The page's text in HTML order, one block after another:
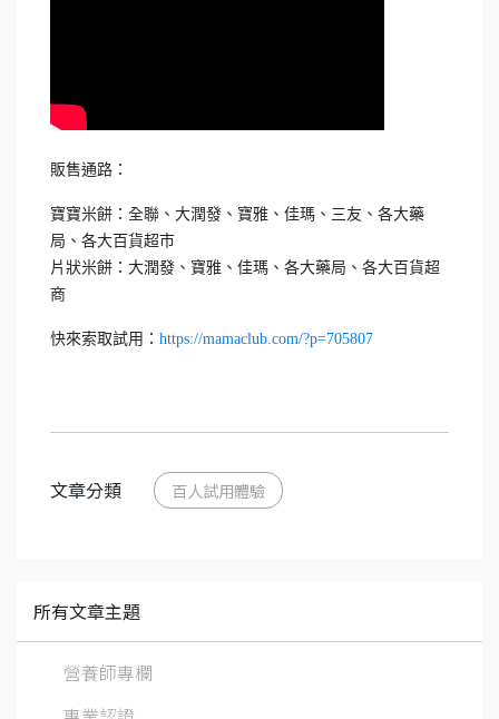
販售通路：
寶寶米餅：全聯、大潤發、寶雅、佳瑪、三友、各大藥
局、各大百貨超市
片狀米餅：大潤發、寶雅、佳瑪、各大藥局、各大百貨超
商
快來索取試用： https://mamaclub.com/?p=705807
文章分類 百人試用體驗
所有文章主題
營養師專欄